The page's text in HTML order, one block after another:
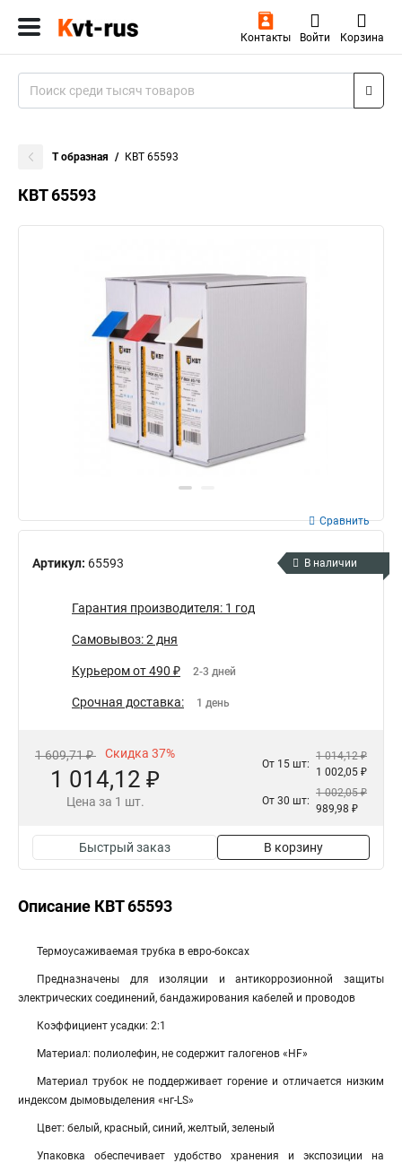
Контакты Войти Корзина
Т образная КВТ 65593
КВТ 65593
Артикул: 65593
Сравнить
В наличии
Гарантия производителя: 1 год
Самовывоз: 2 дня
Курьером от 490 ₽ 2-3 дней
Срочная доставка: 1 день
1 609,71 ₽ Скидка 37%
1 014,12 ₽
Цена за 1 шт.
От 15 шт:
1 014,12 ₽
1 002,05 ₽
От 30 шт:
1 002,05 ₽
989,98 ₽
Быстрый заказ В корзину
Описание КВТ 65593
Термоусаживаемая трубка в евро-боксах
Предназначены для изоляции и антикоррозионной защиты
электрических соединений, бандажирования кабелей и проводов
Коэффициент усадки: 2:1
Материал: полиолефин, не содержит галогенов «HF»
Материал трубок не поддерживает горение и отличается низким
индексом дымовыделения «нг-LS»
Цвет: белый, красный, синий, желтый, зеленый
Упаковка обеспечивает удобство хранения и экспозиции на